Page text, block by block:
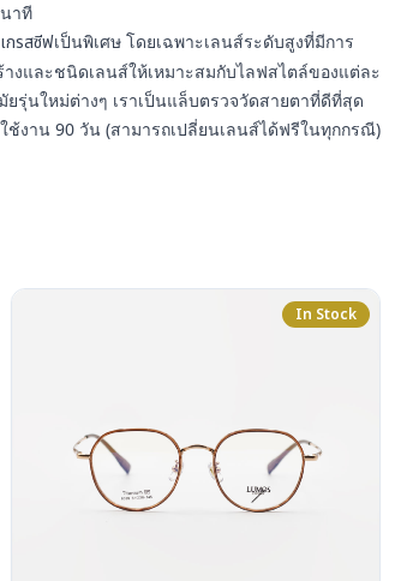
าที
กรสซีฟเป็นพิเศษ โดยเฉพาะเลนส์ระดับสูงที่มีการ
งและชนิดเลนส์ให้เหมาะสมกับไลฟสไตล์ของแต่ละ
รุ่นใหม่ต่างๆ เราเป็นแล็บตรวจวัดสายตาที่ดีที่สุด
ช้งาน 90 วัน (สามารถเปลี่ยนเลนส์ได้ฟรีในทุกกรณี)
In Stock